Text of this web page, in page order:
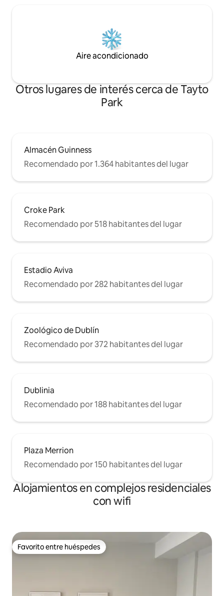
Aire acondicionado
Otros lugares de interés cerca de Tayto
Park
Almacén Guinness
Recomendado por 1.364 habitantes del lugar
Croke Park
Recomendado por 518 habitantes del lugar
Estadio Aviva
Recomendado por 282 habitantes del lugar
Zoológico de Dublín
Recomendado por 372 habitantes del lugar
Dublinia
Recomendado por 188 habitantes del lugar
Plaza Merrion
Recomendado por 150 habitantes del lugar
Alojamientos en complejos residenciales
con wifi
Favorito entre huéspedes
Favorito entre huéspedes